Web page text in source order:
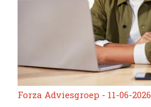
Forza Adviesgroep - 11-06-2026